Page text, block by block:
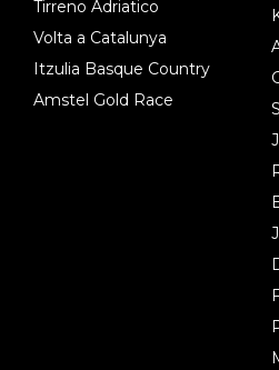
Tirreno Adriatico
Volta a Catalunya
Itzulia Basque Country
Amstel Gold Race